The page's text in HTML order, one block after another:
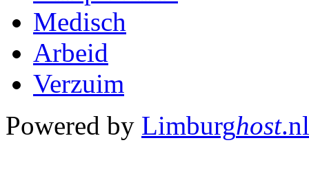
Medisch
Arbeid
Verzuim
Powered by Limburghost.nl